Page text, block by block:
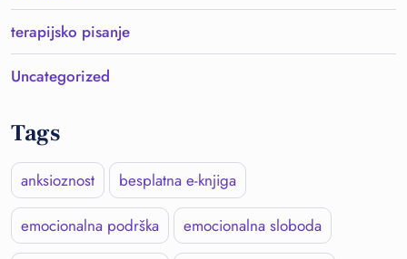
terapijsko pisanje
Uncategorized
Tags
anksioznost besplatna e-knjiga
emocionalna podrška emocionalna sloboda